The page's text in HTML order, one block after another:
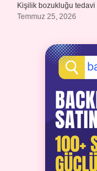
Kişilik bozukluğu
Temmuz 25, 2026